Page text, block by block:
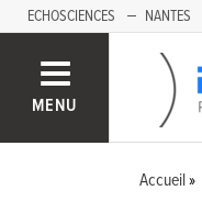
ECHOSCIENCES NANTES
MENU
Accueil